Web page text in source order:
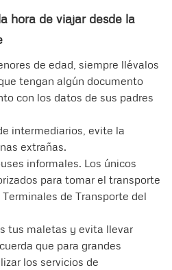
hora de viajar desde la
de edad, siempre llévalos
tengan algún documento
con los datos de sus padres
intermediarios, evite la
extrañas.
informales. Los únicos
para tomar el transporte
de Transporte del
tus maletas y evita llevar
que para grandes
los servicios de